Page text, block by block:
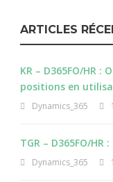
ARTICLES
KR – D365FO/HR
positions en
Dynamics_365
TGR – D365FO/
Dynamics_365